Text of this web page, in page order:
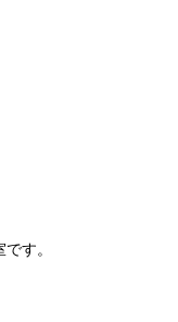
す。